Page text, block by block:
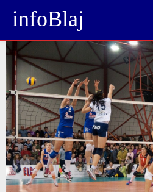
infoBlaj